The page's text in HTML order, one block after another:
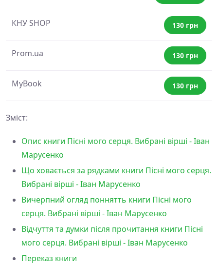
КНУ SHOP 130 грн
Prom.ua 130 грн
MyBook 130 грн
Зміст:
Опис книги Пісні мого серця. Вибрані вірші - Іван
Марусенко
Що ховається за рядками книги Пісні мого серця.
Вибрані вірші - Іван Марусенко
Вичерпний огляд поннятть книги Пісні мого
серця. Вибрані вірші - Іван Марусенко
Відчуття та думки після прочитання книги Пісні
мого серця. Вибрані вірші - Іван Марусенко
Переказ книги